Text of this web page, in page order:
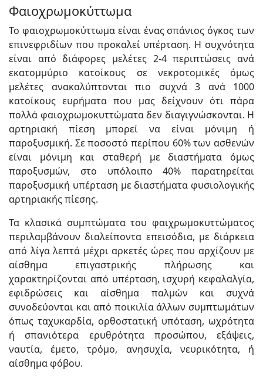
Φαιοχρωμοκύττωμα
Το φαιοχρωμοκύττωμα είναι ένας σπάνιος όγκος των
επινεφριδίων που προκαλεί υπέρταση. Η συχνότητα
είναι από διάφορες μελέτες 2-4 περιπτώσεις ανά
εκατομμύριο κατοίκους σε νεκροτομικές όμως
μελέτες ανακαλύπτονται πιο συχνά 3 ανά 1000
κατοίκους ευρήματα που μας δείχνουν ότι πάρα
πολλά φαιοχρωμοκυττώματα δεν διαγιγνώσκονται. Η
αρτηριακή πίεση μπορεί να είναι μόνιμη ή
παροξυσμική. Σε ποσοστό περίπου 60% των ασθενών
είναι μόνιμη και σταθερή με διαστήματα όμως
παροξυσμών, στο υπόλοιπο 40% παρατηρείται
παροξυσμική υπέρταση με διαστήματα φυσιολογικής
αρτηριακής πίεσης.
Τα κλασικά συμπτώματα του φαιχρωμοκυττώματος
περιλαμβάνουν διαλείποντα επεισόδια, με διάρκεια
από λίγα λεπτά μέχρι αρκετές ώρες που αρχίζουν με
αίσθημα επιγαστρικής πλήρωσης και
χαρακτηρίζονται από υπέρταση, ισχυρή κεφαλαλγία,
εφιδρώσεις και αίσθημα παλμών και συχνά
συνοδεύονται και από ποικιλία άλλων συμπτωμάτων
όπως ταχυκαρδία, ορθοστατική υπόταση, ωχρότητα
ή σπανιότερα ερυθρότητα προσώπου, εξάψεις,
ναυτία, έμετο, τρόμο, ανησυχία, νευρικότητα, ή
αίσθημα φόβου.